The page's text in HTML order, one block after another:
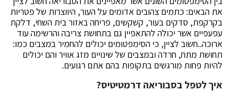
את הבאים: כתמים צהובים אדומים על העור, היווצרות של פטריות
בקרקפת, סדקים בעור, קשקשים, פריחה באזור בית השחי, דלקת
עפעפיים אשר יכולה להתאפיין גם בתחושת צריבה והרשימה עוד
ארוכה..חשוב לציין, כי הסימפטומים יכולים להחמיר במצבים כמו:
תחושת מתח, חרדה ובמצבים של שינויים מזג אוויר והם יכולים
להיות פחות מורגשים בתקופות בהם אתם רגועים.
איך לטפל בסבוריאה דרמטיטיס?